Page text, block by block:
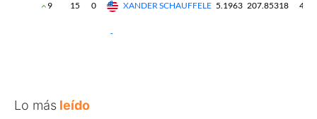
Lo más leído